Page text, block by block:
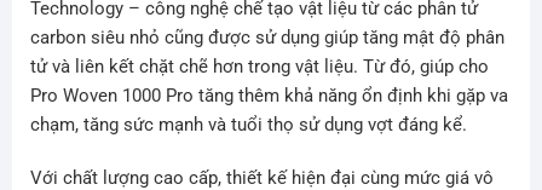
Technology – công nghệ chế tạo vật liệu từ các phân tử
carbon siêu nhỏ cũng được sử dụng giúp tăng mật độ phân
tử và liên kết chặt chẽ hơn trong vật liệu. Từ đó, giúp cho
Pro Woven 1000 Pro tăng thêm khả năng ổn định khi gặp va
chạm, tăng sức mạnh và tuổi thọ sử dụng vợt đáng kể.
Với chất lượng cao cấp, thiết kế hiện đại cùng mức giá vô